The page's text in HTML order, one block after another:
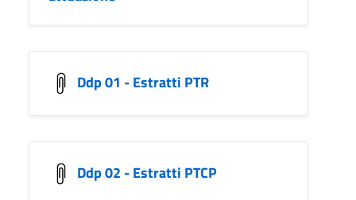
Ddp 01 - Estratti PTR
Ddp 02 - Estratti PTCP